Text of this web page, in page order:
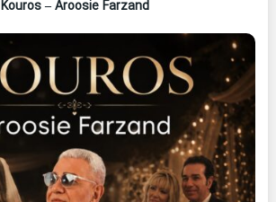
Kouros – Aroosie Farzand